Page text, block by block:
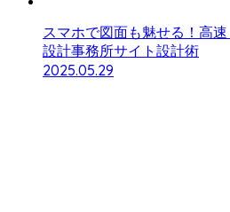
スマホで図面も魅せる！高
設計事務所サイト設計術
2025.05.29